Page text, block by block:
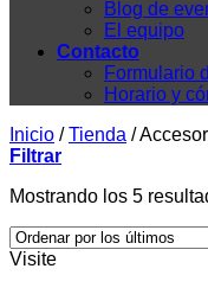
Blog de
El equipo
Contacto
Formulario
Horario y
Inicio / Tienda /
Filtrar
Mostrando los 5
Visite